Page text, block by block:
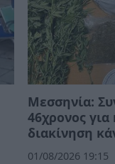
Μεσσηνία:
46χρονος για
διακίνηση
01/08/2026 19:15